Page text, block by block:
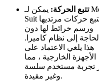
تتبع الحركة: يمكن لـ Meta
Suit تتبع حركات مرتديها
ورسم خرائط لها دون
الحاجة إلى نظام كاميرا.
هذا يلغي الاعتماد على
الأجهزة الخارجية ، مما
تجربة مستخدم سلسة
وغير مقيدة.